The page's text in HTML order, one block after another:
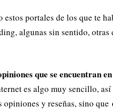
portales de los que te
algunas sin sentido, otras
que se encuentran
es algo muy sencillo,
opiniones y reseñas, sino que